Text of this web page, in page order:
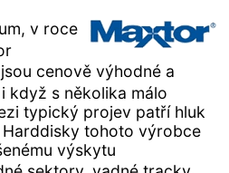
v roce
cenově výhodné a
když s několika málo
typický projev patří hluk
tohoto výrobce
výskytu